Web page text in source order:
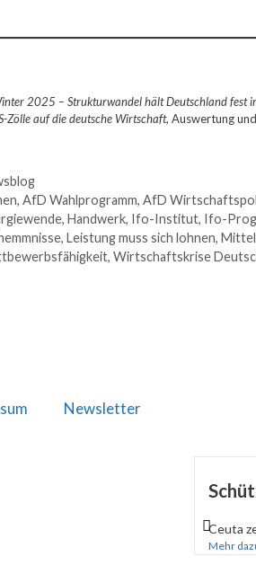
2025 – Strukturwandel hält Deutschland fest
Zölle auf die deutsche Wirtschaft, Auswertung
, AfD Wahlprogramm, AfD
, Handwerk, Ifo-Institut, Ifo-
, Leistung muss sich lohnen,
, Wirtschaftskrise
Newsletter
Ceuta
Mehr